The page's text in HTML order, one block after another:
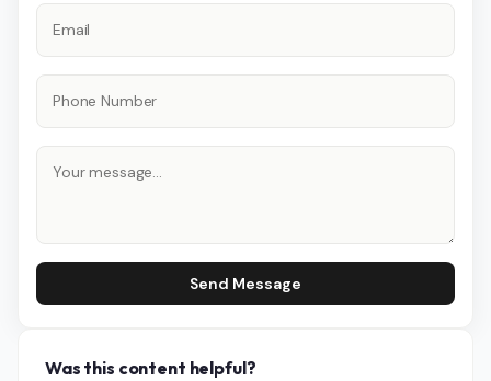
Send Message
Was this content helpful?